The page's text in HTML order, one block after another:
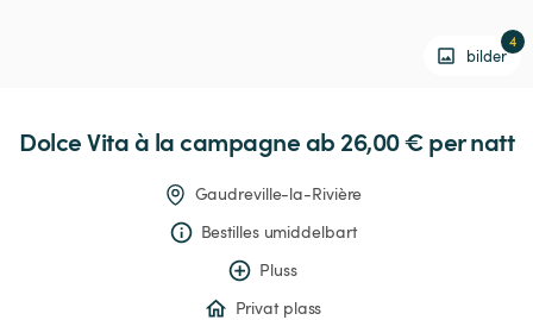
bilder
4
DolceVitaà lacampagne ab 26,00 € per natt
Gaudreville-la-Rivière
Bestilles umiddelbart
Pluss
Privat plass